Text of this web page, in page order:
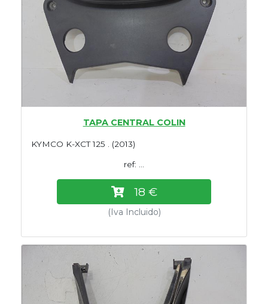
TAPA CENTRAL COLIN
KYMCO K-XCT 125 . (2013)
ref: ...
18 €
(Iva Incluido)